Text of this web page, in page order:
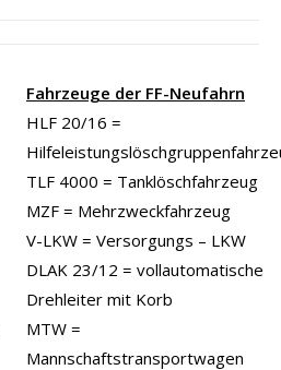
Fahrzeuge der FF-Neufahrn
HLF 20/16 =
TLF 4000 = Tanklöschfahrzeug
MZF = Mehrzweckfahrzeug
V-LKW = Versorgungs – LKW
DLAK 23/12 = vollautomatische
Drehleiter mit Korb
MTW =
Mannschaftstransportwagen